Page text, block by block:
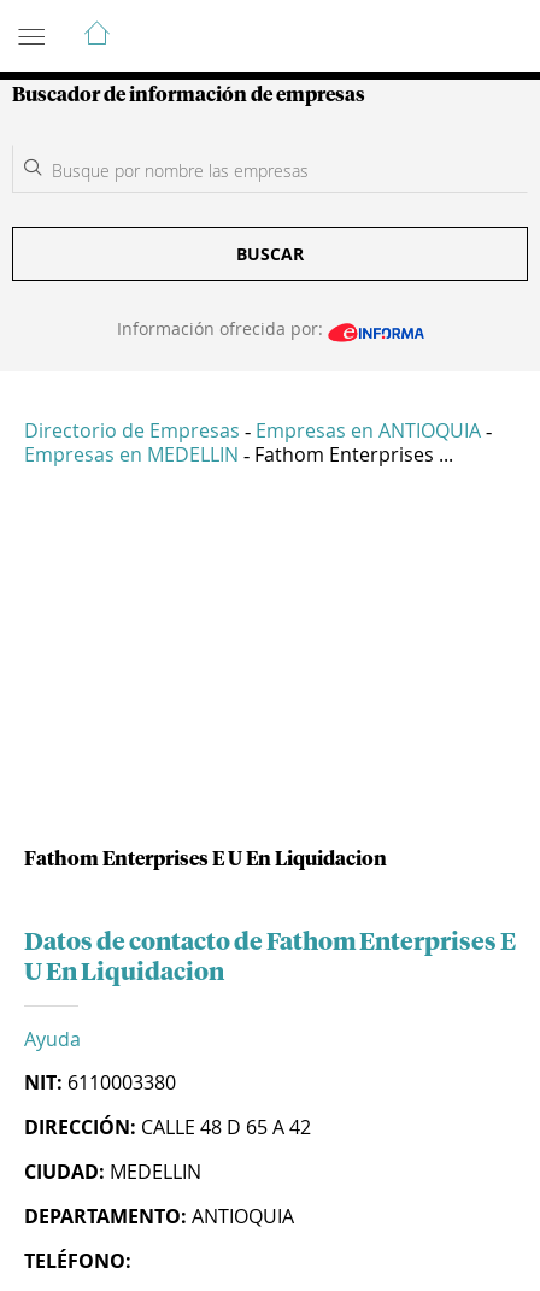
Guía de Empresas Colombianas
Buscador de información de empresas
BUSCAR
Información ofrecida por:
Directorio de Empresas - Empresas en ANTIOQUIA -
Empresas en MEDELLIN - Fathom Enterprises ...
Fathom Enterprises E U En Liquidacion
Datos de contacto de Fathom Enterprises E
U En Liquidacion
Ayuda
NIT: 6110003380
DIRECCIÓN: CALLE 48 D 65 A 42
CIUDAD: MEDELLIN
DEPARTAMENTO: ANTIOQUIA
TELÉFONO: